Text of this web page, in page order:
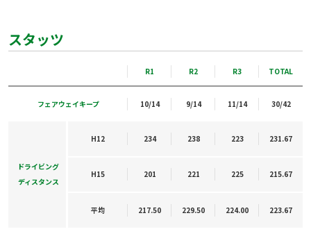
スタッツ
R1 R2 R3 TOTAL
フェアウェイキープ 10/14 9/14 11/14 30/42
ドライビング
ディスタンス
H12 234 238 223 231.67
H15 201 221 225 215.67
平均 217.50 229.50 224.00 223.67